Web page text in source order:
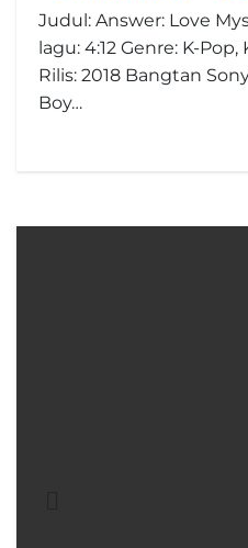
Judul: Answer: Love
lagu: 4:12 Genre: K-
Rilis: 2018 Bangtan
Boy…